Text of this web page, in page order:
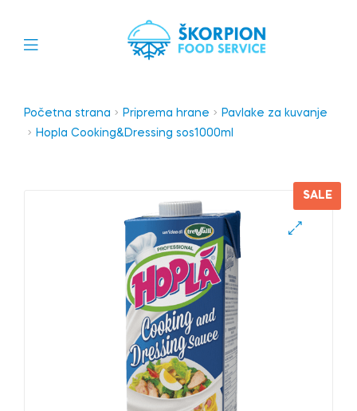
Početna strana Priprema hrane
Pavlake za kuvanje
Hopla Cooking&Dressing sos1000ml
SALE